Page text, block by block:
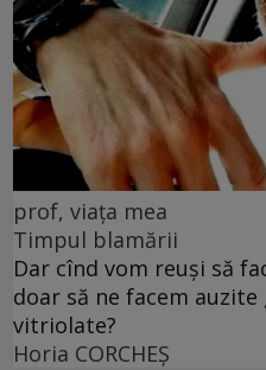
prof, viața mea
Timpul blamării
Dar cînd vom reuși să
doar să ne facem
vitriolate?
Horia CORCHEŞ